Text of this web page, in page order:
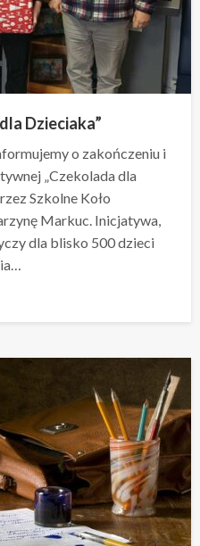
Dzieciaka”
o zakończeniu i
„Czekolada dla
Szkolne Koło
Markuc. Inicjatywa,
dla blisko 500 dzieci